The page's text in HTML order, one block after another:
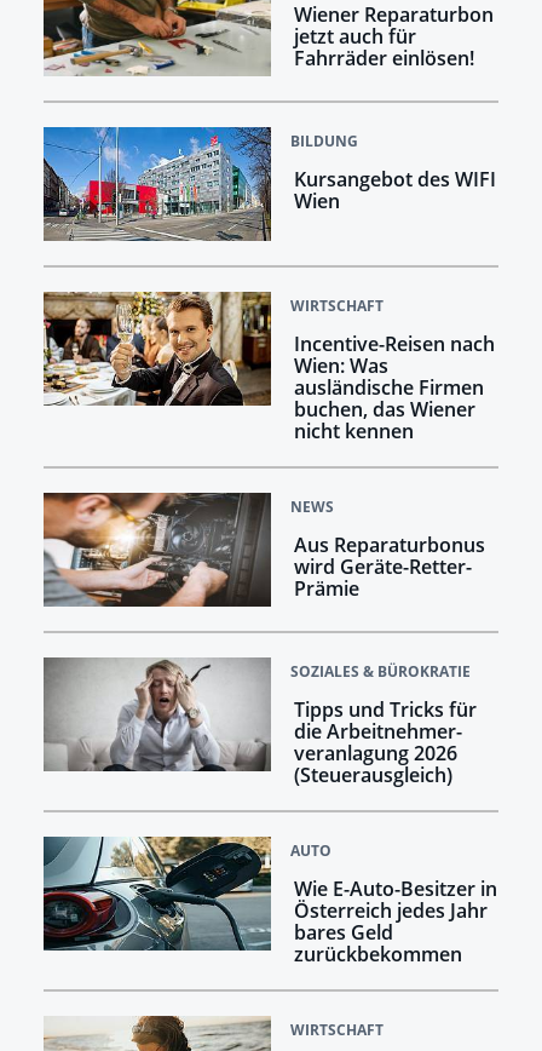
Wiener Reparaturbon
jetzt auch für
Fahrräder einlösen!
BILDUNG
Kursangebot des WIFI
Wien
WIRTSCHAFT
Incentive-Reisen nach
Wien: Was
ausländische Firmen
buchen, das Wiener
nicht kennen
NEWS
Aus Reparaturbonus
wird Geräte-Retter-
Prämie
SOZIALES & BÜROKRATIE
Tipps und Tricks für
die Arbeitnehmer­
veranlagung 2026
(Steuerausgleich)
AUTO
Wie E-Auto-Besitzer in
Österreich jedes Jahr
bares Geld
zurückbekommen
WIRTSCHAFT